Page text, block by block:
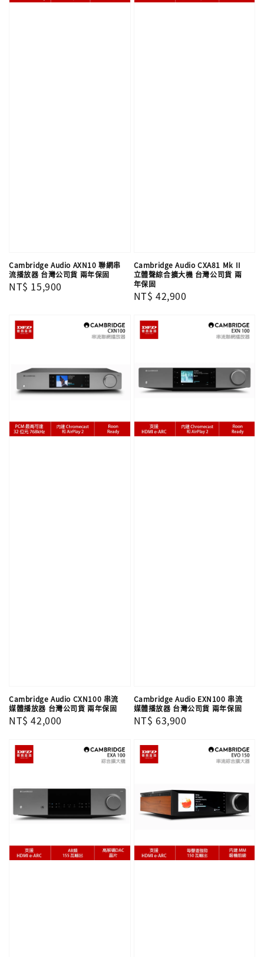
Cambridge Audio AXN10 聯網串
流播放器 台灣公司貨 兩年保固
Regular
NT$ 15,900
Cambridge Audio CXA81 Mk II
立體聲綜合擴大機 台灣公司貨 兩
年保固
Regular
NT$ 42,900
Cambridge Audio CXN100 串流
媒體播放器 台灣公司貨 兩年保固
Regular
NT$ 42,000
Cambridge Audio EXN100 串流
媒體播放器 台灣公司貨 兩年保固
Regular
NT$ 63,900